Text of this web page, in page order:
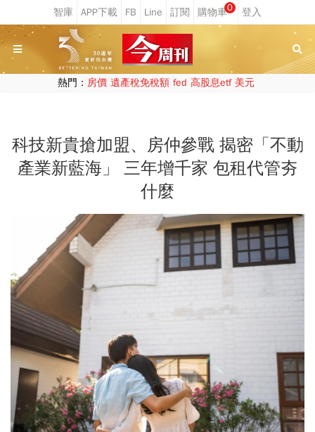
0
熱門： 房價 遺產稅免稅額 fed 高股息etf 美元
科技新貴搶加盟、房仲參戰 揭密「不動
產業新藍海」 三年增千家 包租代管夯
什麼